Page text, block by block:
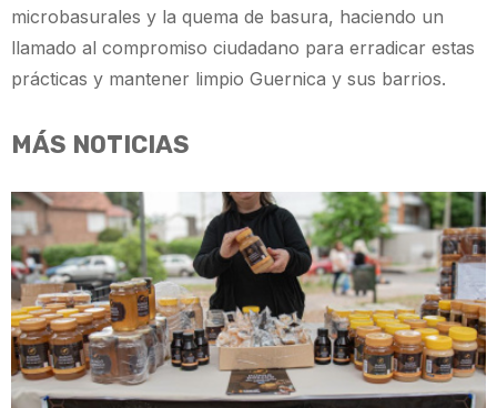
microbasurales y la quema de basura, haciendo un
llamado al compromiso ciudadano para erradicar estas
prácticas y mantener limpio Guernica y sus barrios.
MÁS NOTICIAS